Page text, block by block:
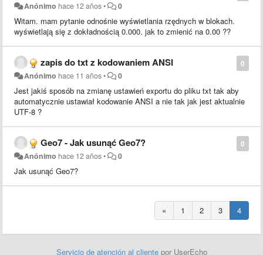
Anónimo hace 12 años• 0
Witam. mam pytanie odnośnie wyświetlania rzędnych w blokach.
wyświetlają się z dokładnością 0.000. jak to zmienić na 0.00 ??
0
zapis do txt z kodowaniem ANSI
Anónimo hace 11 años• 0
Jest jakiś sposób na zmianę ustawień exportu do pliku txt tak aby
automatycznie ustawiał kodowanie ANSI a nie tak jak jest aktualnie
UTF-8 ?
0
Geo7 - Jak usunąć Geo7?
Anónimo hace 12 años• 0
Jak usunąć Geo7?
« 1 2 3 4
Servicio de atención al cliente por UserEcho